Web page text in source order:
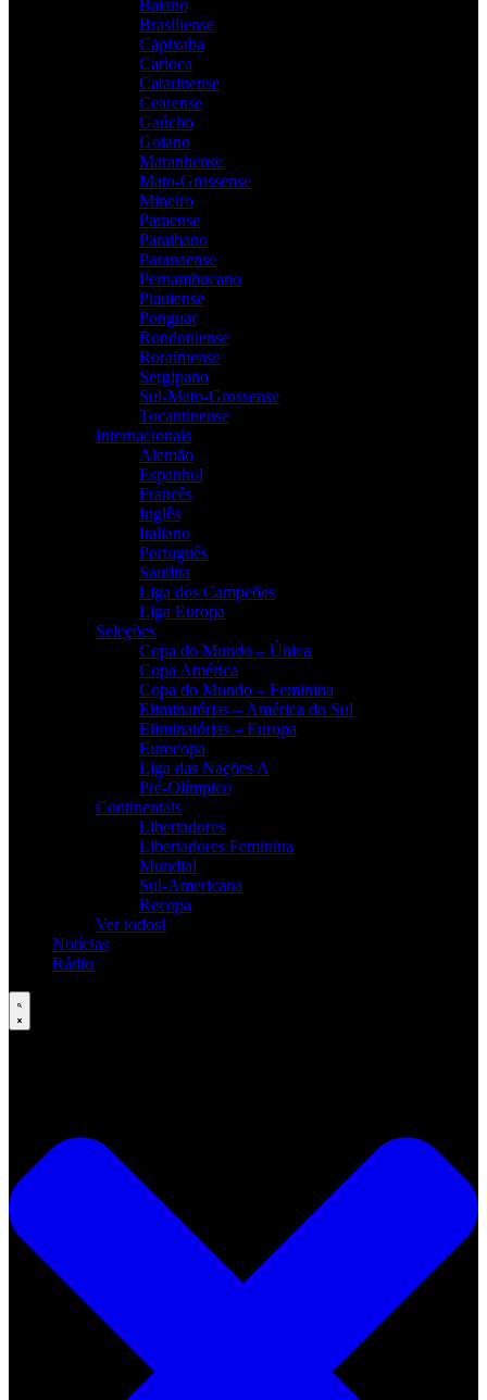
Baiano
Brasiliense
Capixaba
Carioca
Catarinense
Cearense
Gaúcho
Goiano
Maranhense
Mato-Grossense
Mineiro
Paraense
Paraibano
Paranaense
Pernambucano
Piauiense
Potiguar
Rondoniense
Roraimense
Sergipano
Sul-Mato-Grossense
Tocantinense
Internacionais
Alemão
Espanhol
Francês
Inglês
Italiano
Português
Saudita
Liga dos Campeões
Liga Europa
Seleções
Copa do Mundo – Única
Copa América
Copa do Mundo – Feminina
Eliminatórias – América do Sul
Eliminatórias – Europa
Eurocopa
Liga das Nações A
Pré-Olímpico
Continentais
Libertadores
Libertadores Feminina
Mundial
Sul-Americana
Recopa
Ver todos!
Notícias
Rádio